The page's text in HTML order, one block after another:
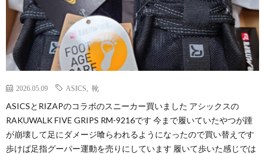
2026.05.09 ASICS 靴
ASICSとRIZAPのコラボのスニーカー買いました アシックスの
RAKUWALK FIVE GRIPS RM-9216です 今まで履いていたやつが踵
が崩壊して足にダメージ喰らわれるようになったので買い替えです
歩けば足指グーパー運動を売りにしています 履いて歩いた感じでは